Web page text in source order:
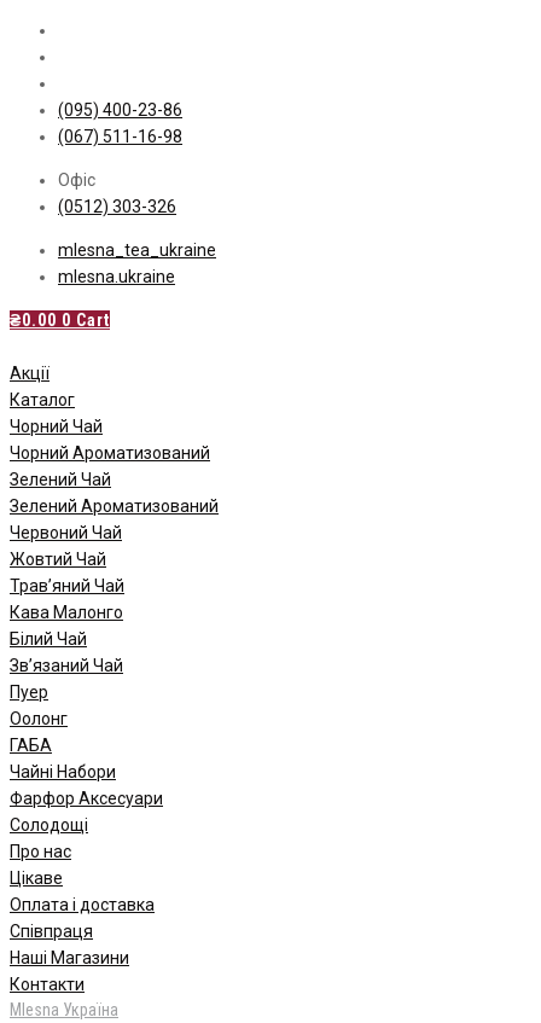
Skip
content
(095) 400-23-86
(067) 511-16-98
Офіс
(0512) 303-326
mlesna_tea_ukraine
mlesna.ukraine
₴0.00 0 Cart
Акції
Каталог
Чорний Чай
Чорний Ароматизований
Зелений Чай
Зелений Ароматизований
Червоний Чай
Жовтий Чай
Трав’яний Чай
Кава Малонго
Білий Чай
Зв’язаний Чай
Пуер
Oолонг
ГАБА
Чайні Набори
Фарфор Аксесуари
Солодощі
Про нас
Цікаве
Оплата і доставка
Співпраця
Наші Магазини
Контакти
Mlesna Україна